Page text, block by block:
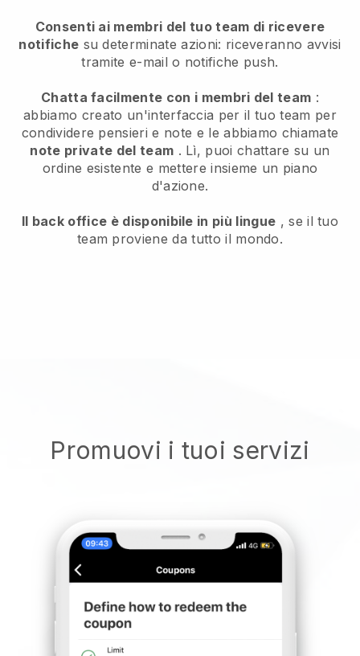
Consenti ai membri del tuo team di ricevere
notifiche su determinate azioni: riceveranno avvisi
tramite e-mail o notifiche push.
Chatta facilmente con i membri del team :
abbiamo creato un'interfaccia per il tuo team per
condividere pensieri e note e le abbiamo chiamate
note private del team . Lì, puoi chattare su un
ordine esistente e mettere insieme un piano
d'azione.
Il back office è disponibile in più lingue , se il tuo
team proviene da tutto il mondo.
Promuovi i tuoi servizi